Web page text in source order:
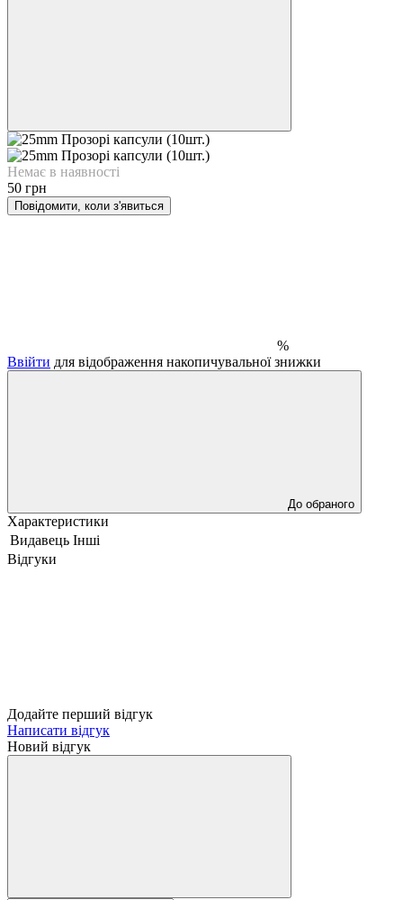
Немає в наявності
50 грн
Повідомити, коли з'явиться
%
Ввійти для відображення накопичувальної знижки
До обраного
Характеристики
Видавець Інші
Відгуки
Додайте перший відгук
Написати відгук
Новий відгук